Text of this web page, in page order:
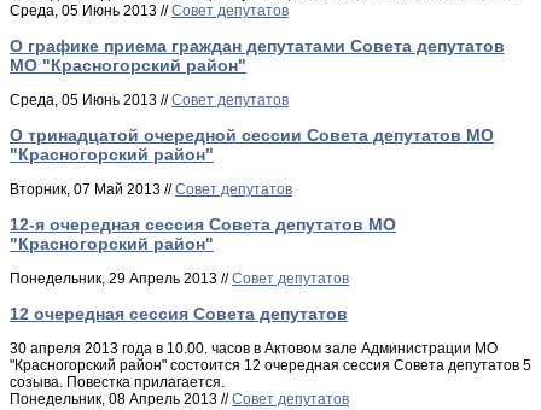
Среда, 05 Июнь 2013 //Совет депутатов
О графике приема граждан депутатами Совета депутатов
МО "Красногорский район"
Среда, 05 Июнь 2013 //Совет депутатов
О тринадцатой очередной сессии Совета депутатов МО
"Красногорский район"
Вторник, 07 Май 2013 //Совет депутатов
12-я очередная сессия Совета депутатов МО
"Красногорский район"
Понедельник, 29 Апрель 2013 //Совет депутатов
12 очередная сессия Совета депутатов
30 апреля 2013 года в 10.00. часов в Актовом зале Администрации МО
"Красногорский район" состоится 12 очередная сессия Совета депутатов 5
созыва. Повестка прилагается.
Понедельник, 08 Апрель 2013 //Совет депутатов